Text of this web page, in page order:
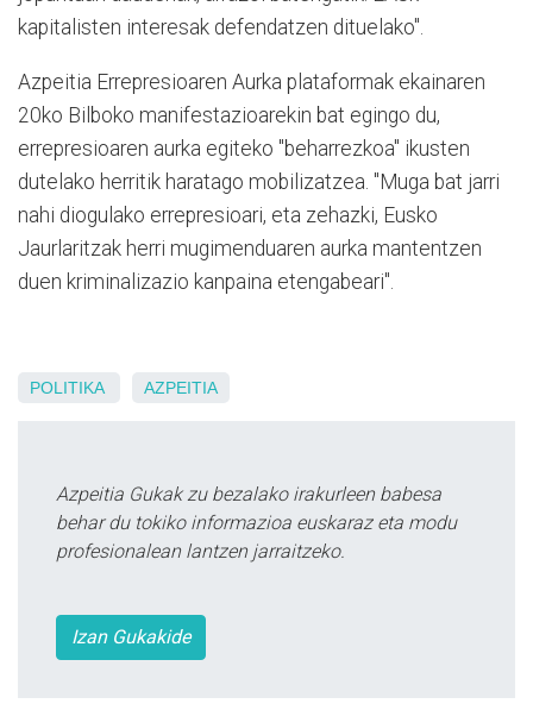
kapitalisten interesak defendatzen dituelako".
Azpeitia Errepresioaren Aurka plataformak ekainaren
20ko Bilboko manifestazioarekin bat egingo du,
errepresioaren aurka egiteko "beharrezkoa" ikusten
dutelako herritik haratago mobilizatzea. "Muga bat jarri
nahi diogulako errepresioari, eta zehazki, Eusko
Jaurlaritzak herri mugimenduaren aurka mantentzen
duen kriminalizazio kanpaina etengabeari".
POLITIKA AZPEITIA
Azpeitia Gukak zu bezalako irakurleen babesa
behar du tokiko informazioa euskaraz eta modu
profesionalean lantzen jarraitzeko.
Izan Gukakide